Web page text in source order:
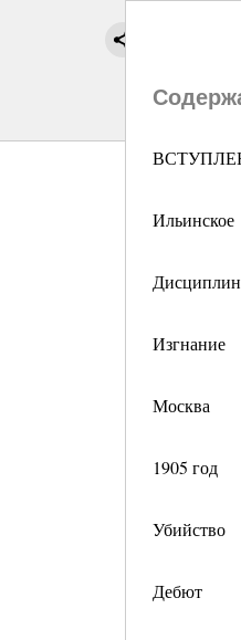
Ильинское
Изгнание
Москва
1905 год
Убийство
Дебют